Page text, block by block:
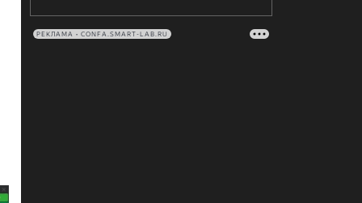
РЕКЛАМА • CONFA.SMART-LAB.RU